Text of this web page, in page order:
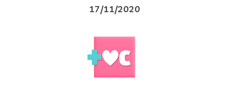
17/11/2020